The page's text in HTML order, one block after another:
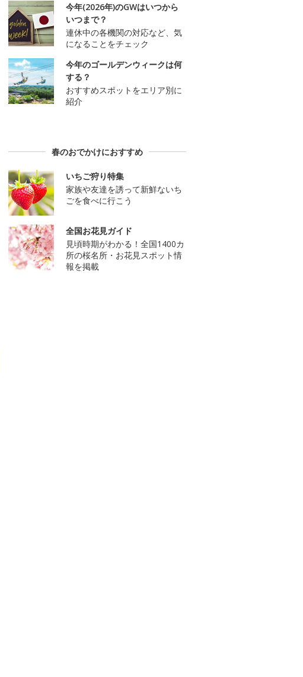
今年(2026年)のGWはいつから
いつまで？
連休中の各機関の対応など、気
になることをチェック
今年のゴールデンウィークは何
する？
おすすめスポットをエリア別に
紹介
春のおでかけにおすすめ
いちご狩り特集
家族や友達を誘って新鮮ないち
ごを食べに行こう
全国お花見ガイド
見頃時期がわかる！全国1400カ
所の桜名所・お花見スポット情
報を掲載